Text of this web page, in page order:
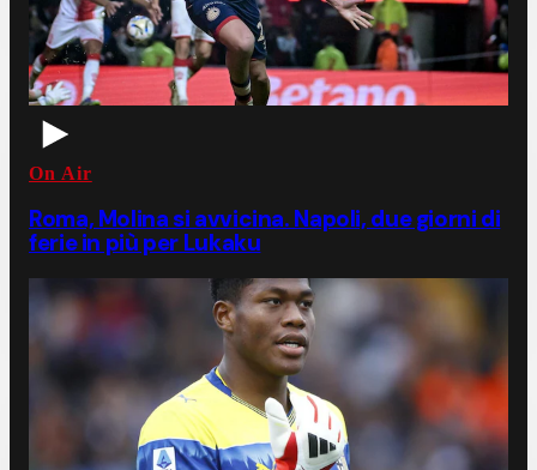
On Air
Roma, Molina si avvicina. Napoli, due giorni di
ferie in più per Lukaku